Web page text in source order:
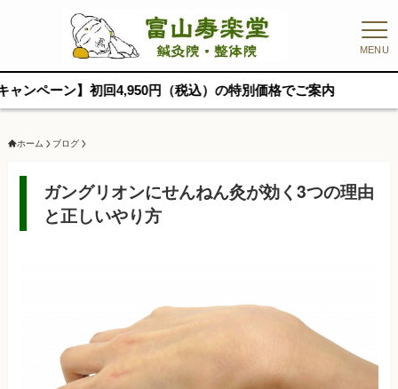
MENU
】初回4,950円（税込）の特別価格でご案内
ホーム ブログ
ガングリオンにせんねん灸が効く3つの理由
と正しいやり方